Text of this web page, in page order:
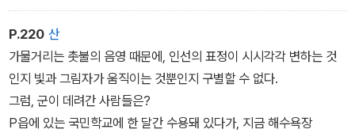
이상한 열정에 사로잡혀 나는 눈 한줌을 움켜쥐었다가 펼쳤다. 손바
닥 위에 놓인 눈이 새털처럼 가벼웠다. 손바닥이 연한 분홍빛으로 부
푸는 동안, 내 열기를 빨아들인 눈이 세상에서 가장 연한 얼음이 되었
다.
잊지 않을 거라고 나는 생각했다. 이 부드러움을 잊지 않겠다.
그러나 이내 견딜 수 없이 차가워져 나는 손을 털었다. 흠뻑 젖은 손바
P.220 산
가물거리는 촛불의 음영 때문에, 인선의 표정이 시시각각 변하는 것
인지 빛과 그림자가 움직이는 것뿐인지 구별할 수 없다.
그럼, 군이 데려간 사람들은?
P읍에 있는 국민학교에 한 달간 수용돼 있다가, 지금 해수욕장